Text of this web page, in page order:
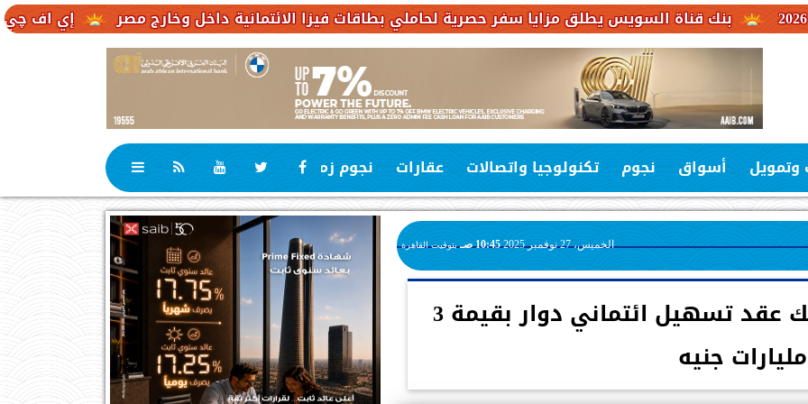
إي اف چي فاينانس قناة السويس يطلق مزايا سفر حصرية لحاملي بطاقات فيزا الائتمانية داخل وخارج مصر
وتمويل أسواق نجوم تكنولوجيا واتصالات عقارات نجوم زمان رياضة
الخميس، 27 نوفمبر 2025 10:45 صـ بتوقيت القاهرة
بنك مصر يوقع مع سوديك عقد تسهيل ائتماني دوار بقيمة 3
مليارات جنيه